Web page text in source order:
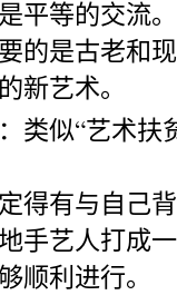
平等的交流
的是古老和
新艺术。
类似“艺术
得有与自己
手艺人打成
顺利进行。